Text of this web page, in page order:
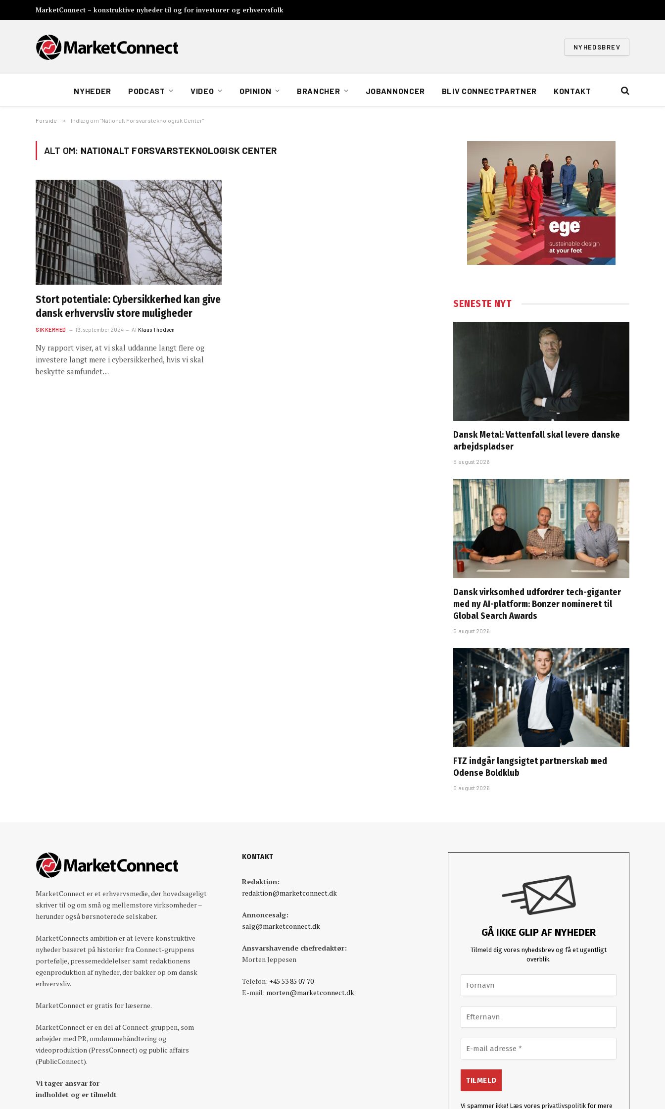
MarketConnect – konstruktive nyheder til og for investorer og erhvervsfolk
NYHEDSBREV
NYHEDER PODCAST VIDEO OPINION BRANCHER JOBANNONCER BLIV CONNECTPARTNER KONTAKT
Forside » Indlæg om "Nationalt Forsvarsteknologisk Center"
ALT OM: NATIONALT FORSVARSTEKNOLOGISK CENTER
Stort potentiale: Cybersikkerhed kan give
dansk erhvervsliv store muligheder
SIKKERHED 19. september 2024 AfKlaus Thodsen
Ny rapport viser, at vi skal uddanne langt flere og
investere langt mere i cybersikkerhed, hvis vi skal
beskytte samfundet…
SENESTE NYT
Dansk Metal: Vattenfall skal levere danske
arbejdspladser
5. august 2026
Dansk virksomhed udfordrer tech-giganter
med ny AI-platform: Bonzer nomineret til
Global Search Awards
5. august 2026
FTZ indgår langsigtet partnerskab med
Odense Boldklub
5. august 2026
MarketConnect er et erhvervsmedie, der hovedsageligt
skriver til og om små og mellemstore virksomheder –
herunder også børsnoterede selskaber.
MarketConnects ambition er at levere konstruktive
nyheder baseret på historier fra Connect-gruppens
portefølje, pressemeddelelser samt redaktionens
egenproduktion af nyheder, der bakker op om dansk
erhvervsliv.
MarketConnect er gratis for læserne.
MarketConnect er en del af Connect-gruppen, som
arbejder med PR, omdømmehåndtering og
videoproduktion (PressConnect) og public affairs
(PublicConnect).
Vi tager ansvar for
indholdet og er tilmeldt
KONTAKT
Redaktion:
redaktion@marketconnect.dk
Annoncesalg:
salg@marketconnect.dk
Ansvarshavende chefredaktør:
Morten Jeppesen
Telefon: +45 53 85 07 70
E-mail: morten@marketconnect.dk
GÅ IKKE GLIP AF NYHEDER
Tilmeld dig vores nyhedsbrev og få et ugentligt
overblik.
Vi spammer ikke! Læs voresprivatlivspolitik for mere